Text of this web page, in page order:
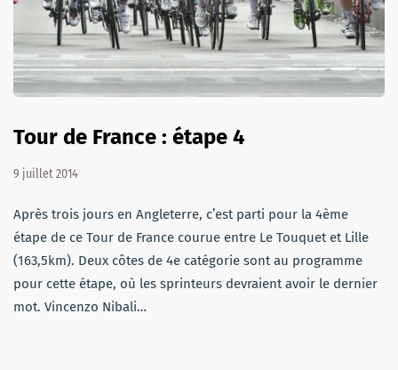
Tour de France : étape 4
9 juillet 2014
Après trois jours en Angleterre, c’est parti pour la 4ème
étape de ce Tour de France courue entre Le Touquet et Lille
(163,5km). Deux côtes de 4e catégorie sont au programme
pour cette étape, où les sprinteurs devraient avoir le dernier
mot. Vincenzo Nibali…